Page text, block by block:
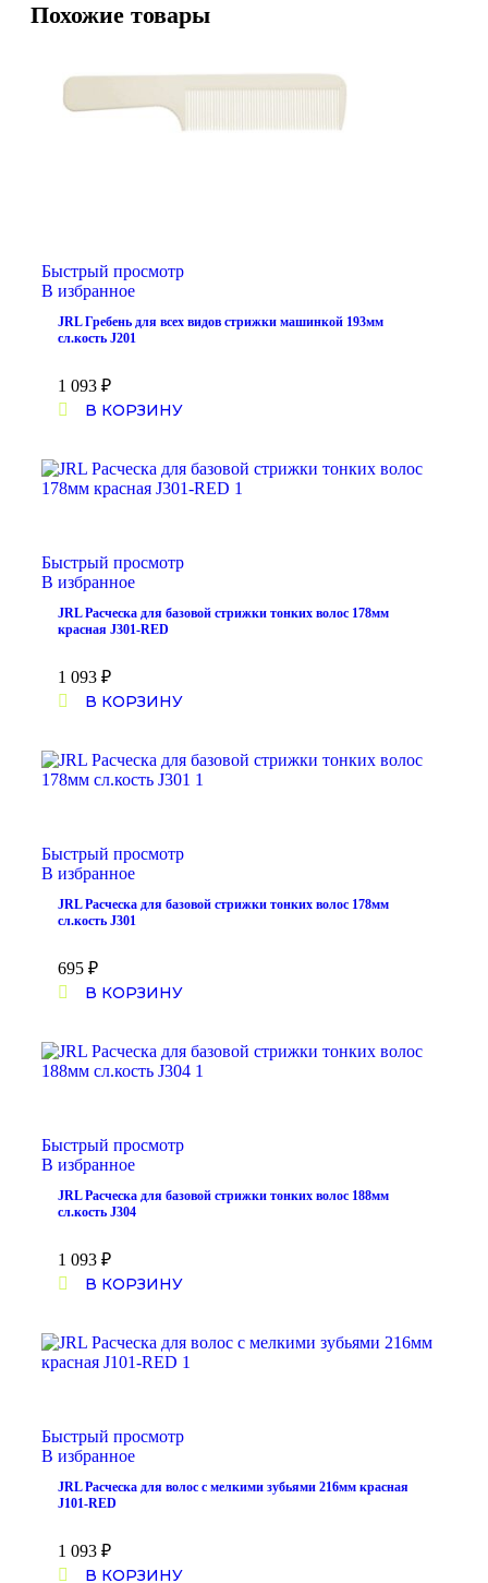
Похожие товары
Быстрый просмотр
В избранное
JRL Гребень для всех видов стрижки машинкой 193мм
сл.кость J201
1 093 ₽
В КОРЗИНУ
Быстрый просмотр
В избранное
JRL Расческа для базовой стрижки тонких волос 178мм
красная J301-RED
1 093 ₽
В КОРЗИНУ
Быстрый просмотр
В избранное
JRL Расческа для базовой стрижки тонких волос 178мм
сл.кость J301
695 ₽
В КОРЗИНУ
Быстрый просмотр
В избранное
JRL Расческа для базовой стрижки тонких волос 188мм
сл.кость J304
1 093 ₽
В КОРЗИНУ
Быстрый просмотр
В избранное
JRL Расческа для волос с мелкими зубьями 216мм красная
J101-RED
1 093 ₽
В КОРЗИНУ